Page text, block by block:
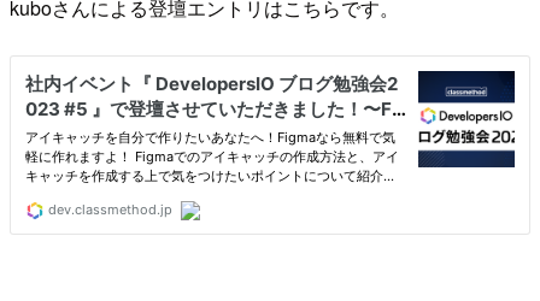
kuboさんによる登壇エントリはこちらです。